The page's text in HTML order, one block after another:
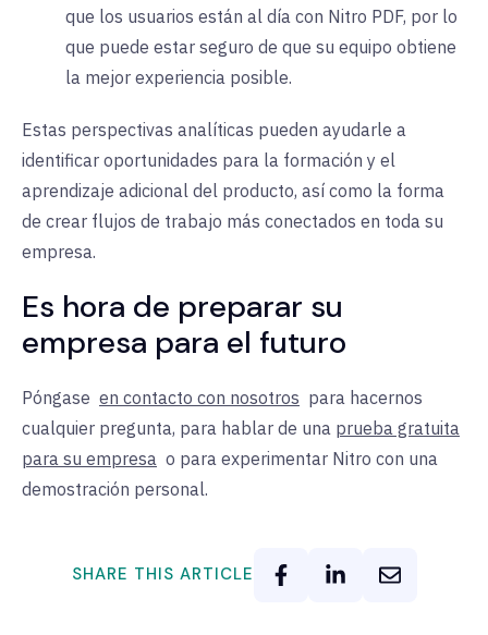
que los usuarios están al día con Nitro PDF, por lo
que puede estar seguro de que su equipo obtiene
la mejor experiencia posible.
Estas perspectivas analíticas pueden ayudarle a
identificar oportunidades para la formación y el
aprendizaje adicional del producto, así como la forma
de crear flujos de trabajo más conectados en toda su
empresa.
Es hora de preparar su
empresa para el futuro
Póngase en contacto con nosotros para hacernos
cualquier pregunta, para hablar de una prueba gratuita
para su empresa o para experimentar Nitro con una
demostración personal.
SHARE THIS ARTICLE